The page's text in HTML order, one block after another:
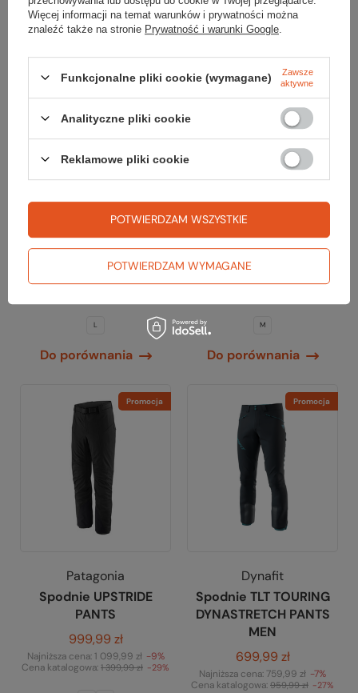
Promocja
Black Diamond
Spodnie DAWN PATROL
PANTS MEN
699,99 zł
Najniższa cena:799,99 zł -12%
L
Do porównania
Black Diamond
Spodnie DAWN PATROL
PANTS MEN
699,99 zł
Najniższa cena:799,99 zł -12%
M
Do porównania
Promocja
Patagonia
Spodnie UPSTRIDE
PANTS
999,99 zł
Najniższa cena:1 099,99 zł -9%
Cena katalogowa: 1 399,99 zł -29%
Promocja
Dynafit
Spodnie TLT TOURING
DYNASTRETCH PANTS
MEN
699,99 zł
Najniższa cena: 759,99 zł -7%
Cena katalogowa: 959,99 zł -27%
Więcej informacji na temat warunków i prywatności można
znaleźć także na stronie Prywatność i warunki Google
Funkcjonalne pliki cookie (wymagane)
Zawsze
aktywne
Analityczne pliki cookie
Reklamowe pliki cookie
POTWIERDZAM WYMAGANE
POTWIERDZAM WSZYSTKIE